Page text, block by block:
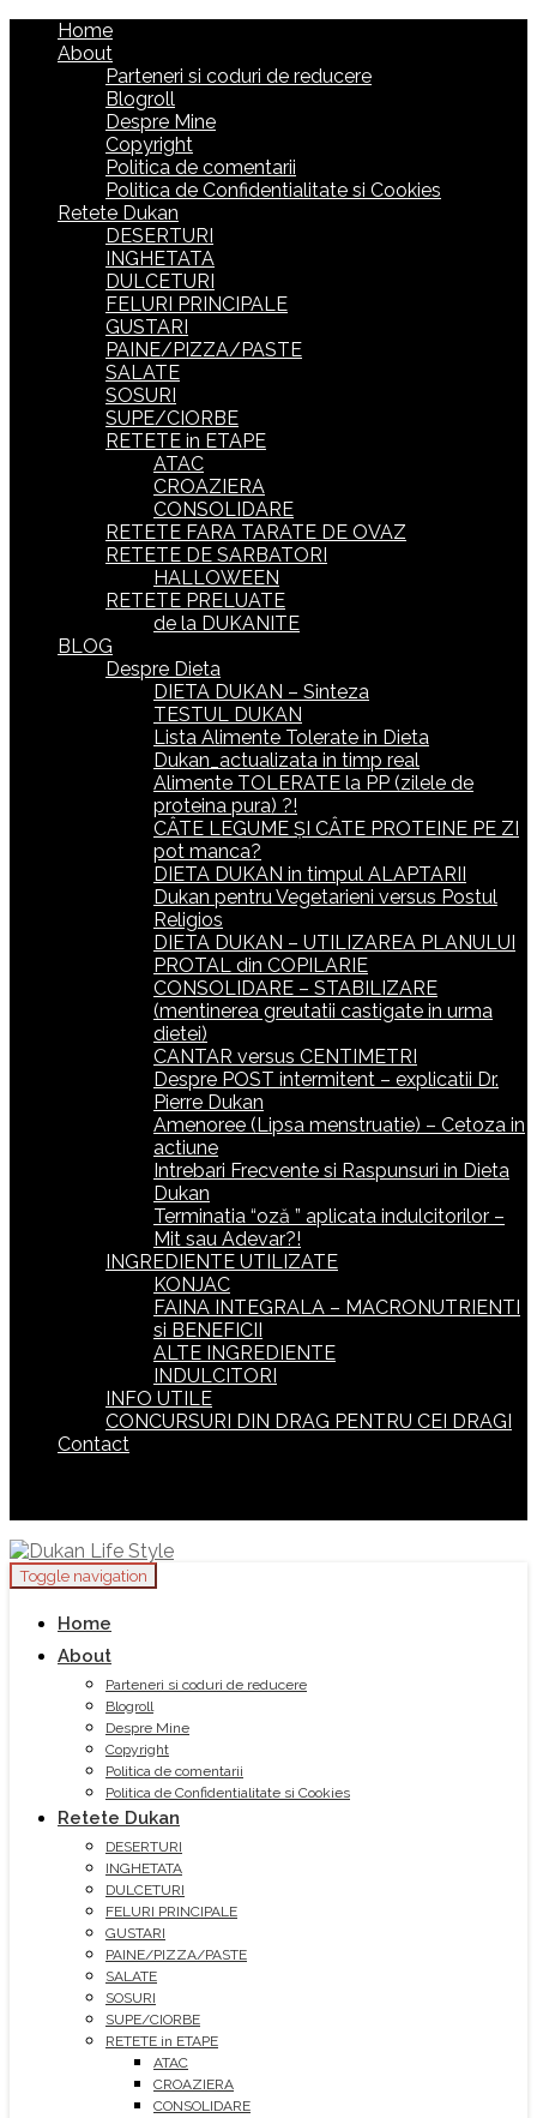
Home
About
Parteneri si coduri de reducere
Blogroll
Despre Mine
Copyright
Politica de comentarii
Politica de Confidentialitate si Cookies
Retete Dukan
DESERTURI
INGHETATA
DULCETURI
FELURI PRINCIPALE
GUSTARI
PAINE/PIZZA/PASTE
SALATE
SOSURI
SUPE/CIORBE
RETETE in ETAPE
ATAC
CROAZIERA
CONSOLIDARE
RETETE FARA TARATE DE OVAZ
RETETE DE SARBATORI
HALLOWEEN
RETETE PRELUATE
de la DUKANITE
BLOG
Despre Dieta
DIETA DUKAN – Sinteza
TESTUL DUKAN
Lista Alimente Tolerate in Dieta
Dukan_actualizata in timp real
Alimente TOLERATE la PP (zilele de
proteina pura) ?!
CÂTE LEGUME ȘI CÂTE PROTEINE PE ZI
pot manca?
DIETA DUKAN in timpul ALAPTARII
Dukan pentru Vegetarieni versus Postul
Religios
DIETA DUKAN – UTILIZAREA PLANULUI
PROTAL din COPILARIE
CONSOLIDARE – STABILIZARE
(mentinerea greutatii castigate in urma
dietei)
CANTAR versus CENTIMETRI
Despre POST intermitent – explicatii Dr.
Pierre Dukan
Amenoree (Lipsa menstruatie) – Cetoza in
actiune
Intrebari Frecvente si Raspunsuri in Dieta
Dukan
Terminatia “oză ” aplicata indulcitorilor –
Mit sau Adevar?!
INGREDIENTE UTILIZATE
KONJAC
FAINA INTEGRALA – MACRONUTRIENTI
si BENEFICII
ALTE INGREDIENTE
INDULCITORI
INFO UTILE
CONCURSURI DIN DRAG PENTRU CEI DRAGI
Contact
Toggle navigation
Home
About
Parteneri si coduri de reducere
Blogroll
Despre Mine
Copyright
Politica de comentarii
Politica de Confidentialitate si Cookies
Retete Dukan
DESERTURI
INGHETATA
DULCETURI
FELURI PRINCIPALE
GUSTARI
PAINE/PIZZA/PASTE
SALATE
SOSURI
SUPE/CIORBE
RETETE in ETAPE
ATAC
CROAZIERA
CONSOLIDARE